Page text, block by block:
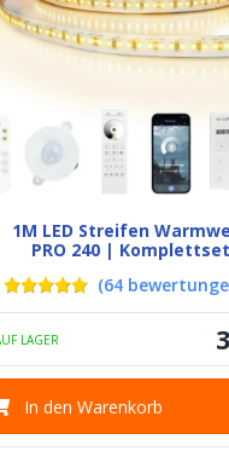
1M LED Streifen
PRO 240 | Komplettset
(64
LAGER
In den Warenkorb